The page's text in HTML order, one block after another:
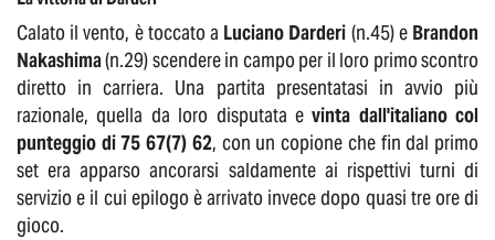
Calato il vento, è toccato a Luciano Darderi (n.45) e Brandon
Nakashima(n.29) scendere in campo per il loro primo scontro
diretto in carriera. Una partita presentatasi in avvio più
razionale, quella da loro disputata evinta dall'italiano col
punteggio di 75 67(7) 62, con un copione che fin dal primo
set era apparso ancorarsi saldamente ai rispettivi turni di
servizio e il cui epilogo è arrivato invece dopo quasi tre ore di
gioco.